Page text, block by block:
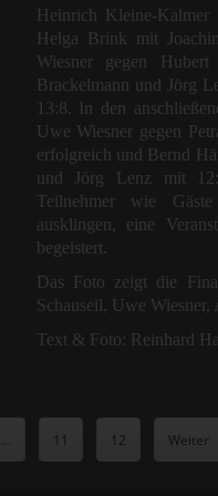
Heinrich Kleine-Kalmer
Helga Brink mit
Wiesner gegen
Brackelmann und Jörg
13:8. In den
Uwe Wiesner gegen
erfolgreich und Bernd
und Jörg Lenz mit
Teilnehmer wie
ausklingen, eine
begeistert.
Das Foto zeigt die
Schauseil, Uwe
Text & Foto: Reinhard
... 11 12 Weiter